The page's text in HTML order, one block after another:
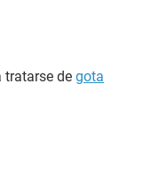
tratarse de gota